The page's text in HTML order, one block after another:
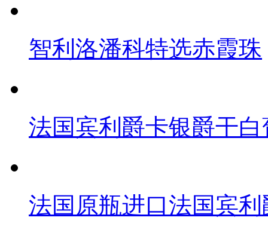
智利洛潘科特选赤霞珠
法国宾利爵卡银爵干
法国原瓶进口法国宾